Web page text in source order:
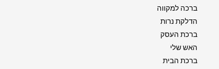
ברכה למקווה
הדלקת נרות
ברכת העסק
האש שלי
ברכת הבית